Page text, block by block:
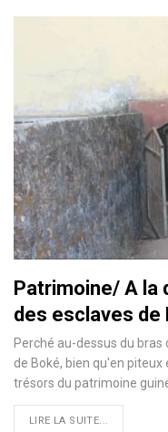
Patrimoine/ A la
des esclaves de
Perché au-dessus du
de Boké, bien qu'en
trésors du patrimoine
LIRE LA SUITE...